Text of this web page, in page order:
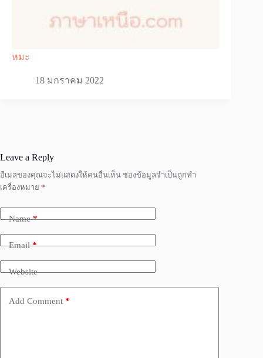
หมะ
18 มกราคม 2022
Leave a Reply
อีเมลของคุณจะไม่แสดงให้คนอื่นเห็น ช่องข้อมูลจำเป็นถูกทำ
เครื่องหมาย *
Name*
Email*
Website
Add Comment *